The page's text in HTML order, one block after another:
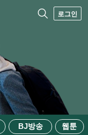
로그인
BJ방송 웹툰